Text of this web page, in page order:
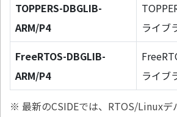
TOPPERS-DBGLIB-
ARM/P4
ライブ
FreeRTOS-DBGLIB-
ARM/P4
ライブ
※ 最新のCSIDEでは、RTOS/Linuxデ